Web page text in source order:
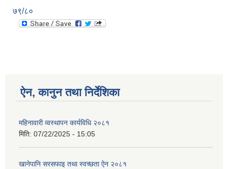
७९/८०
ऐन, कानुन तथा निर्देशिका
महिनावारी व्वस्थापन कार्यविधि २०८१
मिति: 07/22/2025 - 15:05
खानेपानि सरसफाइ तथा स्वच्छता ऐन २०८१